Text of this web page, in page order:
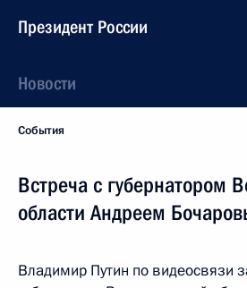
Президент России
Новости
События
Встреча с губернатором
области Андреем
Владимир Путин по видеосвязи